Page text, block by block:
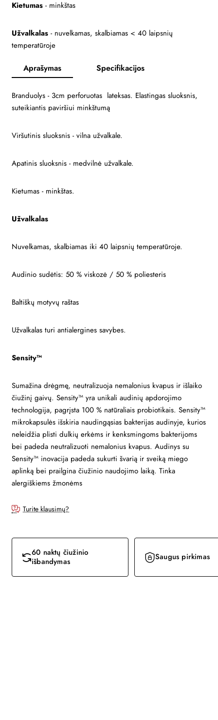
Kietumas - minkštas
Užvalkalas - nuvelkamas, skalbiamas < 40 laipsnių
temperatūroje
Aprašymas Specifikacijos
Branduolys - 3cm perforuotas lateksas. Elastingas sluoksnis,
suteikiantis paviršiui minkštumą
Viršutinis sluoksnis - vilna užvalkale.
Apatinis sluoksnis - medvilnė užvalkale.
Kietumas - minkštas.
Užvalkalas
Nuvelkamas, skalbiamas iki 40 laipsnių temperatūroje.
Audinio sudėtis: 50 % viskozė / 50 % poliesteris
Baltiškų motyvų raštas
Užvalkalas turi antialergines savybes.
Sensity™
Sumažina drėgmę, neutralizuoja nemalonius kvapus ir išlaiko
čiužinį gaivų. Sensity™ yra unikali audinių apdorojimo
technologija, pagrįsta 100 % natūraliais probiotikais. Sensity™
mikrokapsulės išskiria naudingąsias bakterijas audinyje, kurios
neleidžia plisti dulkių erkėms ir kenksmingoms bakterijoms
bei padeda neutralizuoti nemalonius kvapus. Audinys su
Sensity™ inovacija padeda sukurti švarią ir sveiką miego
aplinką bei prailgina čiužinio naudojimo laiką. Tinka
alergiškiems žmonėms
Turite klausimų?
60 naktų čiužinio
išbandymas
Saugus pirkimas